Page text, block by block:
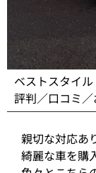
ベストスタイ
評判／口コミ
親切な対応あ
綺麗な車を購